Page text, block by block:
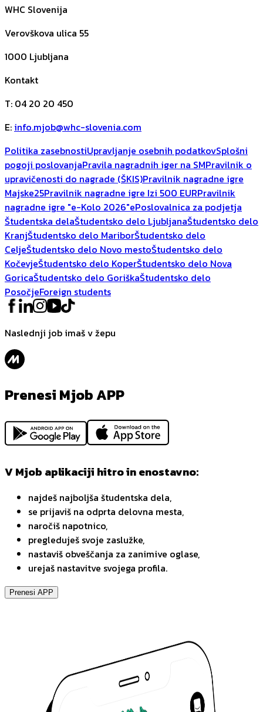
WHC Slovenija
Verovškova ulica 55
1000 Ljubljana
Kontakt
T: 04 20 20 450
E: info.mjob@whc-slovenia.com
Politika zasebnostiUpravljanje osebnih podatkovSplošni
pogoji poslovanjaPravila nagradnih iger na SMPravilnik o
upravičenosti do nagrade (ŠKIS)Pravilnik nagradne igre
Majske25Pravilnik nagradne igre Izi 500 EURPravilnik
nagradne igre "e-Kolo 2026"ePoslovalnica za podjetja
Študentska delaŠtudentsko delo LjubljanaŠtudentsko delo
KranjŠtudentsko delo MariborŠtudentsko delo
CeljeŠtudentsko delo Novo mestoŠtudentsko delo
KočevjeŠtudentsko delo KoperŠtudentsko delo Nova
GoricaŠtudentsko delo GoriškaŠtudentsko delo
PosočjeForeign students
Naslednji job imaš v žepu
Prenesi Mjob APP
V Mjob aplikaciji hitro in enostavno:
najdeš najboljša študentska dela,
se prijaviš na odprta delovna mesta,
naročiš napotnico,
pregleduješ svoje zaslužke,
nastaviš obveščanja za zanimive oglase,
urejaš nastavitve svojega profila.
Prenesi APP